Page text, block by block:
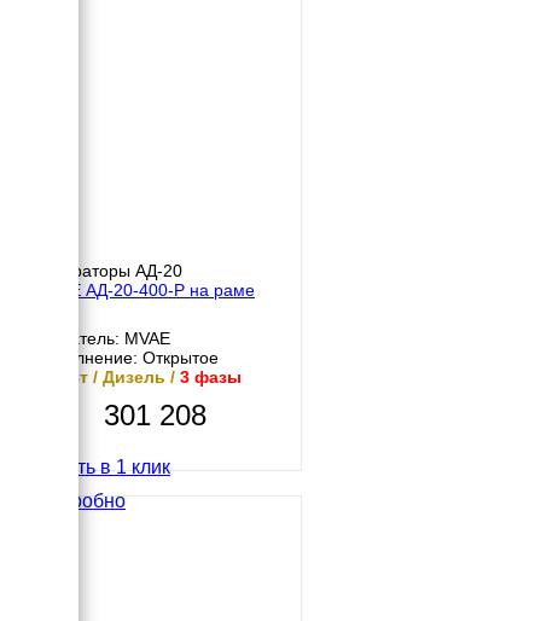
Генераторы АД-20
MVAE АД-20-400-Р на раме
Двигатель: MVAE
Исполнение: Открытое
20 кВт / Дизель / 3 фазы
301 208
Купить в 1 клик
Подробно